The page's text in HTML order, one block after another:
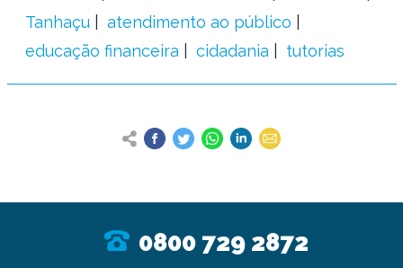
Tanhaçu
atendimento ao público
educação financeira
cidadania tutorias
0800 729 2872